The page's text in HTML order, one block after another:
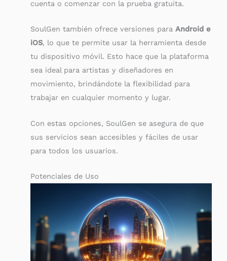
cuenta o comenzar con la prueba gratuita.
SoulGen también ofrece versiones para Android e
iOS, lo que te permite usar la herramienta desde
tu dispositivo móvil. Esto hace que la plataforma
sea ideal para artistas y diseñadores en
movimiento, brindándote la flexibilidad para
trabajar en cualquier momento y lugar.
Con estas opciones, SoulGen se asegura de que
sus servicios sean accesibles y fáciles de usar
para todos los usuarios.
Potenciales de Uso